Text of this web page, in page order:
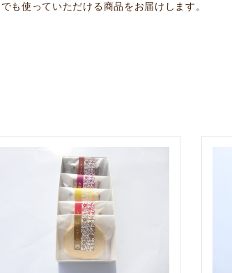
も使っていただける商品をお届けします。